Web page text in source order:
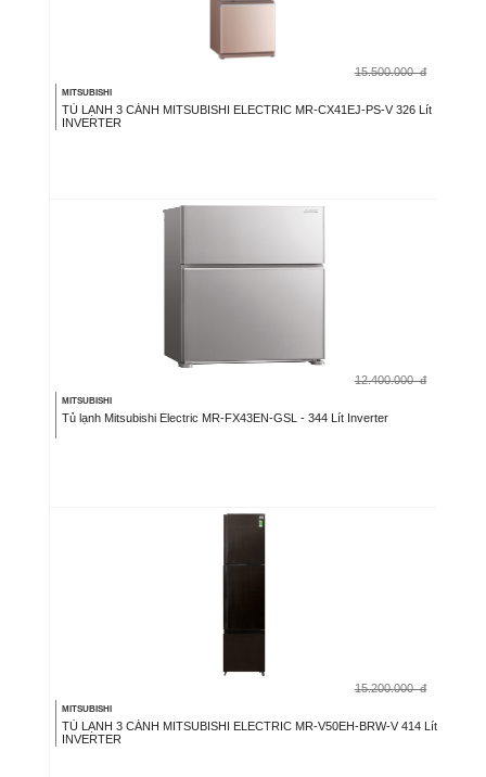
15.500.000 đ
MITSUBISHI
TỦ LẠNH 3 CÁNH MITSUBISHI ELECTRIC MR-CX41EJ-PS-V 326 Lít
INVERTER
12.400.000 đ
MITSUBISHI
Tủ lạnh Mitsubishi Electric MR-FX43EN-GSL - 344 Lít Inverter
15.200.000 đ
MITSUBISHI
TỦ LẠNH 3 CÁNH MITSUBISHI ELECTRIC MR-V50EH-BRW-V 414 Lít
INVERTER